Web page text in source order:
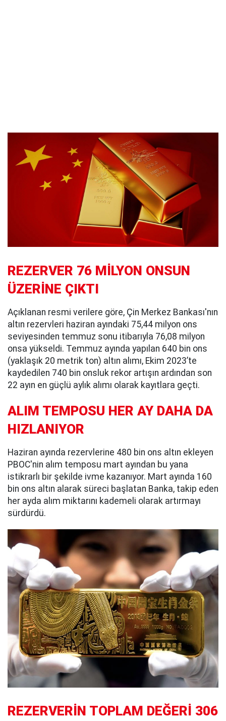
REZERVER 76 MİLYON ONSUN
ÜZERİNE ÇIKTI
Açıklanan resmi verilere göre, Çin Merkez Bankası'nın
altın rezervleri haziran ayındaki 75,44 milyon ons
seviyesinden temmuz sonu itibarıyla 76,08 milyon
onsa yükseldi. Temmuz ayında yapılan 640 bin ons
(yaklaşık 20 metrik ton) altın alımı, Ekim 2023’te
kaydedilen 740 bin onsluk rekor artışın ardından son
22 ayın en güçlü aylık alımı olarak kayıtlara geçti.
ALIM TEMPOSU HER AY DAHA DA
HIZLANIYOR
Haziran ayında rezervlerine 480 bin ons altın ekleyen
PBOC'nin alım temposu mart ayından bu yana
istikrarlı bir şekilde ivme kazanıyor. Mart ayında 160
bin ons altın alarak süreci başlatan Banka, takip eden
her ayda alım miktarını kademeli olarak artırmayı
sürdürdü.
REZERVERİN TOPLAM DEĞERİ 306